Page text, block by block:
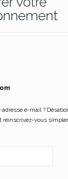
e-mail ?
réinscrivez-vous